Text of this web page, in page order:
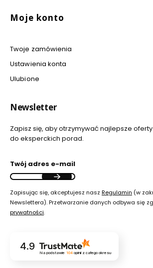
Moje konto
Twoje zamówienia
Ustawienia konta
Ulubione
Newsletter
Zapisz się, aby otrzymywać najlepsze
do eksperckich porad.
Twój adres e-mail
Zapisując się, akceptujesz nasz Regulamin (w
Newslettera). Przetwarzanie danych odbywa się
prywatności.
4.9
Na podstawie 104opinii z całego okresu